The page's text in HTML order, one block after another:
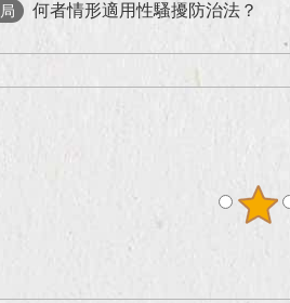
何者情形適用性騷擾防治法？